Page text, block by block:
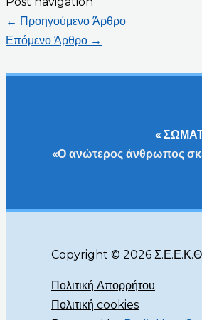
← Προηγούμενο Άρθρο
Επόμενο Άρθρο →
«
«Ο ανώτερος άνθρωπος
Copyright © 2026 Σ.Ε.Ε.Κ.Θ
Πολιτική Απορρήτου
Πολιτική cookies